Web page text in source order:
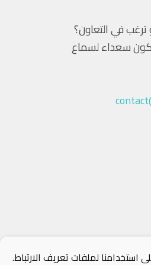
في التعاون؟
سعداء لسماع
لملفات تعريف الارتباط.